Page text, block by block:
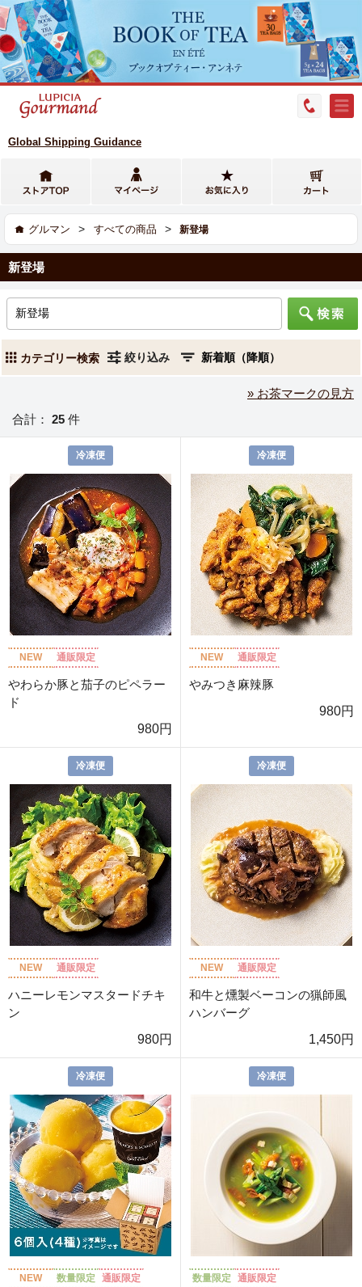
Global Shipping Guidance
グルマン > すべての商品 > 新登場
新登場
カテゴリー検索 絞り込み
» お茶マークの見方
合計： 25 件
冷凍便
NEW 通販限定
やわらか豚と茄子のピペラー
ド
980円
冷凍便
NEW 通販限定
やみつき麻辣豚
980円
冷凍便
NEW 通販限定
ハニーレモンマスタードチキ
ン
980円
冷凍便
NEW 通販限定
和牛と燻製ベーコンの猟師風
ハンバーグ
1,450円
冷凍便
NEW 数量限定 通販限定
冷凍便
数量限定 通販限定